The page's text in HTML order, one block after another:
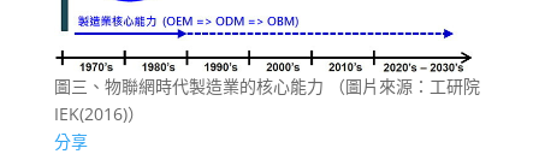
圖三、物聯網時代製造業的核心能力 （圖片來源：工研院
IEK(2016)）
分享